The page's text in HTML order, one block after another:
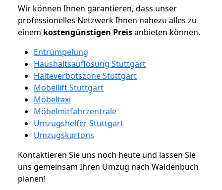
Wir können Ihnen garantieren, dass unser
professionelles Netzwerk Ihnen nahezu alles zu
einem kostengünstigen Preisanbieten können.
Entrümpelung
Haushaltsauflösung Stuttgart
Halteverbotszone Stuttgart
Möbellift Stuttgart
Möbeltaxi
Möbelmitfahrzentrale
Umzugshelfer Stuttgart
Umzugskartons
Kontaktieren Sie uns noch heute und lassen Sie
uns gemeinsam Ihren Umzug nach Waldenbuch
planen!